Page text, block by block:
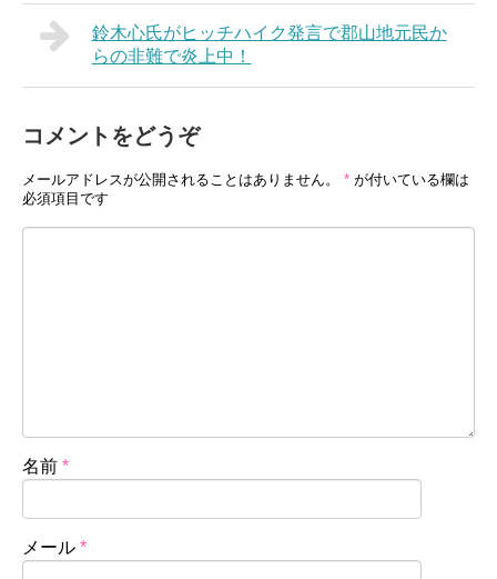
鈴木心氏がヒッチハイク発言で郡山地元民か
らの非難で炎上中！
コメントをどうぞ
メールアドレスが公開されることはありません。 * が付いている欄は
必須項目です
名前 *
メール *